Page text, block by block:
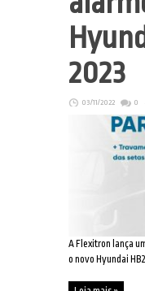
2023
03/11/2022 0
A Flexitron lança
o novo Hyundai